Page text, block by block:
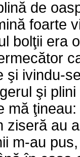
de
foarte
bolţii era
şi ivindu-
şi
mă
ziseră au
m-au